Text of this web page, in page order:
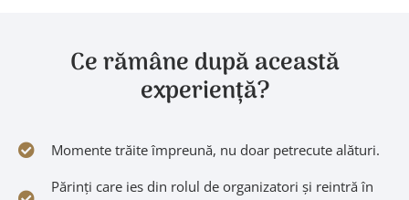
Ce rămâne după această
experiență?
Momente trăite împreună, nu doar petrecute alături.
Părinți care ies din rolul de organizatori și reintră în